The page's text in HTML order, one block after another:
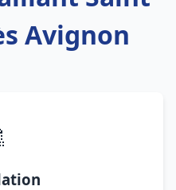
Avignon